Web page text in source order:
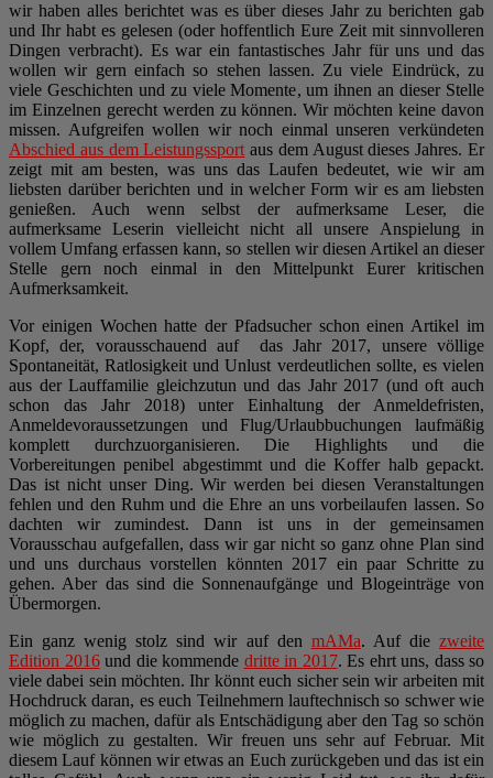
wir haben alles berichtet was es über dieses Jahr zu berichten gab
und Ihr habt es gelesen (oder hoffentlich Eure Zeit mit sinnvolleren
Dingen verbracht). Es war ein fantastisches Jahr für uns und das
wollen wir gern einfach so stehen lassen. Zu viele Eindrück, zu
viele Geschichten und zu viele Momente, um ihnen an dieser Stelle
im Einzelnen gerecht werden zu können. Wir möchten keine davon
missen. Aufgreifen wollen wir noch einmal unseren verkündeten
Abschied aus dem Leistungssport aus dem August dieses Jahres. Er
zeigt mit am besten, was uns das Laufen bedeutet, wie wir am
liebsten darüber berichten und in welcher Form wir es am liebsten
genießen. Auch wenn selbst der aufmerksame Leser, die
aufmerksame Leserin vielleicht nicht all unsere Anspielung in
vollem Umfang erfassen kann, so stellen wir diesen Artikel an dieser
Stelle gern noch einmal in den Mittelpunkt Eurer kritischen
Aufmerksamkeit.
Vor einigen Wochen hatte der Pfadsucher schon einen Artikel im
Kopf, der, vorausschauend auf das Jahr 2017, unsere völlige
Spontaneität, Ratlosigkeit und Unlust verdeutlichen sollte, es vielen
aus der Lauffamilie gleichzutun und das Jahr 2017 (und oft auch
schon das Jahr 2018) unter Einhaltung der Anmeldefristen,
Anmeldevoraussetzungen und Flug/Urlaubbuchungen laufmäßig
komplett durchzuorganisieren. Die Highlights und die
Vorbereitungen penibel abgestimmt und die Koffer halb gepackt.
Das ist nicht unser Ding. Wir werden bei diesen Veranstaltungen
fehlen und den Ruhm und die Ehre an uns vorbeilaufen lassen. So
dachten wir zumindest. Dann ist uns in der gemeinsamen
Vorausschau aufgefallen, dass wir gar nicht so ganz ohne Plan sind
und uns durchaus vorstellen könnten 2017 ein paar Schritte zu
gehen. Aber das sind die Sonnenaufgänge und Blogeinträge von
Übermorgen.
Ein ganz wenig stolz sind wir auf den mAMa. Auf diezweite
Edition 2016und die kommende dritte in 2017. Es ehrt uns, dass so
viele dabei sein möchten. Ihr könnt euch sicher sein wir arbeiten mit
Hochdruck daran, es euch Teilnehmern lauftechnisch so schwer wie
möglich zu machen, dafür als Entschädigung aber den Tag so schön
wie möglich zu gestalten. Wir freuen uns sehr auf Februar. Mit
diesem Lauf können wir etwas an Euch zurückgeben und das ist ein